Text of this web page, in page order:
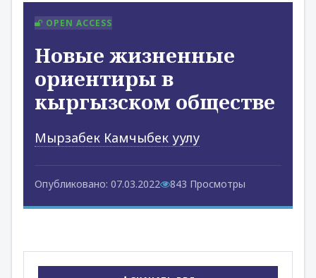
OPEN ACCESS
Новые жизненные
ориентиры в
кыргызском обществе
Мырзабек Камчыбек уулу
Опубликовано: 07.03.2022 843 Просмотры